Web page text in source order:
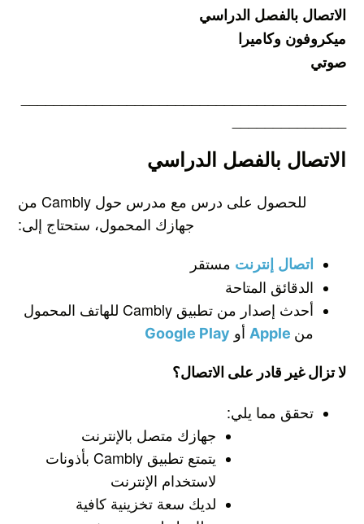
الاتصال بالفصل الدراسي
ميكروفون وكاميرا
صوتي
الاتصال بالفصل الدراسي
للحصول على درس مع مدرس حول Cambly من
جهازك المحمول، ستحتاج إلى:
اتصال إنترنت مستقر
الدقائق المتاحة
أحدث إصدار من تطبيق Cambly للهاتف المحمول
من Apple أو Google Play
لا تزال غير قادر على الاتصال؟
تحقق مما يلي:
جهازك متصل بالإنترنت
يتمتع تطبيق Cambly بأذونات
لاستخدام الإنترنت
لديك سعة تخزينية كافية